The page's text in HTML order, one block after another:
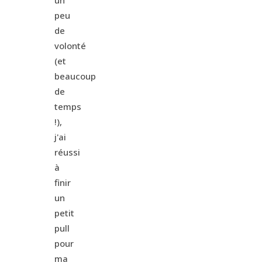
peu
de
volonté
(et
beaucoup
de
temps
!),
j'ai
réussi
à
finir
un
petit
pull
pour
ma